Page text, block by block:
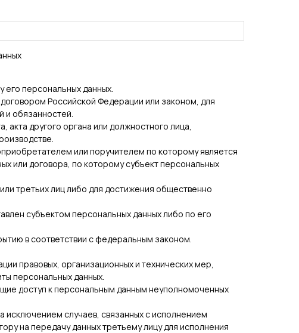
его персональных данных.
Российской Федерации или законом, для
и обязанностей.
другого органа или должностного лица,
или поручителем по которому является
или договора, по которому субъект персональных
третьих лиц либо для достижения общественно
субъектом персональных данных либо по его
в соответствии с федеральным законом.
правовых, организационных и технических мер,
персональных данных.
доступ к персональным данным неуполномоченных
исключением случаев, связанных с исполнением
на передачу данных третьему лицу для исполнения